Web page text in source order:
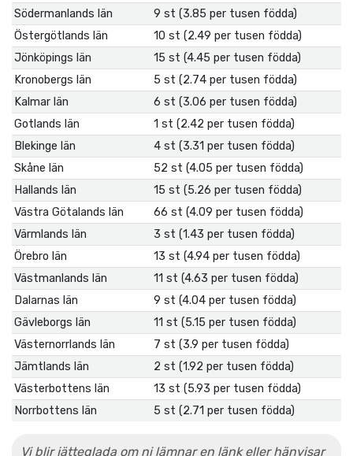
Södermanlands län
9 st (3.85 per tusen födda)
Östergötlands län
10 st (2.49 per tusen födda)
Jönköpings län
15 st (4.45 per tusen födda)
Kronobergs län
5 st (2.74 per tusen födda)
Kalmar län
6 st (3.06 per tusen födda)
Gotlands län
1 st (2.42 per tusen födda)
Blekinge län
4 st (3.31 per tusen födda)
Skåne län
52 st (4.05 per tusen födda)
Hallands län
15 st (5.26 per tusen födda)
Västra Götalands län
66 st (4.09 per tusen födda)
Värmlands län
3 st (1.43 per tusen födda)
Örebro län
13 st (4.94 per tusen födda)
Västmanlands län
11 st (4.63 per tusen födda)
Dalarnas län
9 st (4.04 per tusen födda)
Gävleborgs län
11 st (5.15 per tusen födda)
Västernorrlands län
7 st (3.9 per tusen födda)
Jämtlands län
2 st (1.92 per tusen födda)
Västerbottens län
13 st (5.93 per tusen födda)
Norrbottens län
5 st (2.71 per tusen födda)
Vi blir jätteglada om ni lämnar en länk eller hänvisar